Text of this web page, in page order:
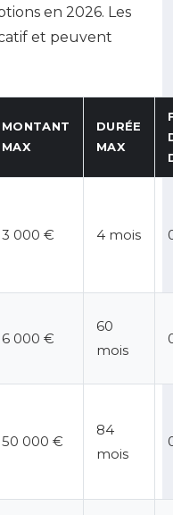
en 2026. Les
et peuvent
MONTANT
MAX
DURÉE
MAX
3 000 € 4 mois
6 000 €
60
mois
50 000 €
84
mois